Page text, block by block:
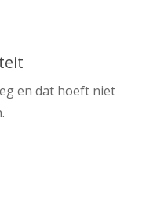
en dat hoeft niet